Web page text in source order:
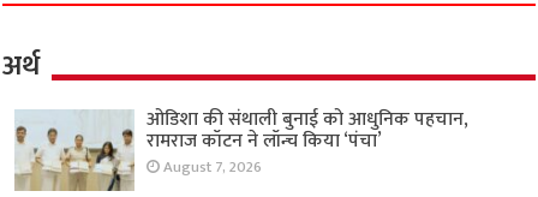
अर्थ
ओडिशा की संथाली बुनाई को आधुनिक पहचान,
रामराज कॉटन ने लॉन्च किया ‘पंचा’
August 7, 2026